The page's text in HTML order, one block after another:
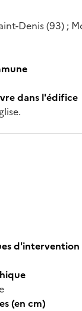
Denis (93) ;
dans l'édifice
d'intervention
(en cm)